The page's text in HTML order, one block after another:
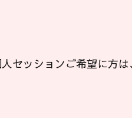
セッションご希望に方